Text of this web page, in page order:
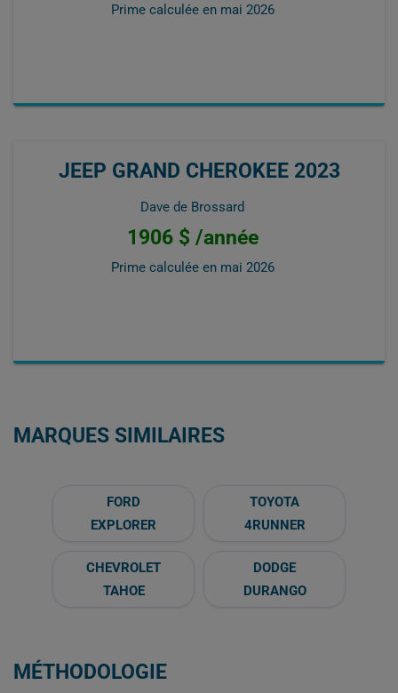
Prime calculée en mai 2026
JEEP GRAND CHEROKEE 2023
Dave de Brossard
1906 $ /année
Prime calculée en mai 2026
MARQUES SIMILAIRES
FORD
EXPLORER
TOYOTA
4RUNNER
CHEVROLET
TAHOE
DODGE
DURANGO
MÉTHODOLOGIE